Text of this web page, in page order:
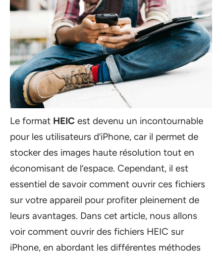
Le format HEIC est devenu un incontournable
pour les utilisateurs d’iPhone, car il permet de
stocker des images haute résolution tout en
économisant de l’espace. Cependant, il est
essentiel de savoir comment ouvrir ces fichiers
sur votre appareil pour profiter pleinement de
leurs avantages. Dans cet article, nous allons
voir comment ouvrir des fichiers HEIC sur
iPhone, en abordant les différentes méthodes